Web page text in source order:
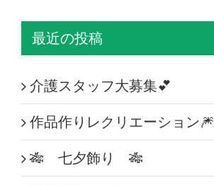
最近の投稿
介護スタッフ大募集💕
作品作りレクリエーション🎆
🎋 七夕飾り 🎋